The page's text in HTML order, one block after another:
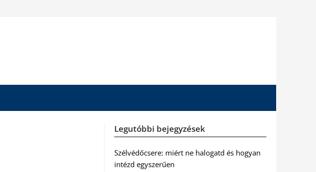
Legutóbbi bejegyzések
Szélvédőcsere: miért ne halogatd és hogyan
intézd egyszerűen